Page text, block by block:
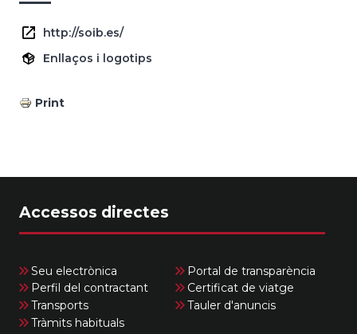
http://soib.es/
Enllaços i logotips
Print
Accessos directes
Seu electrònica
Portal de transparència
Perfil del contractant
Certificat de viatge
Transports
Tauler d'anuncis
Tràmits habituals